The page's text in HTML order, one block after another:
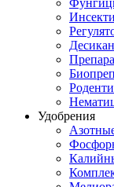
Удобрения